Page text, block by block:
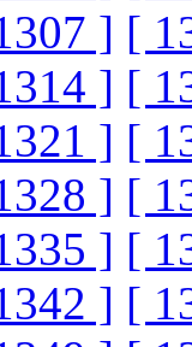
] [
] [
] [
] [
] [
] [